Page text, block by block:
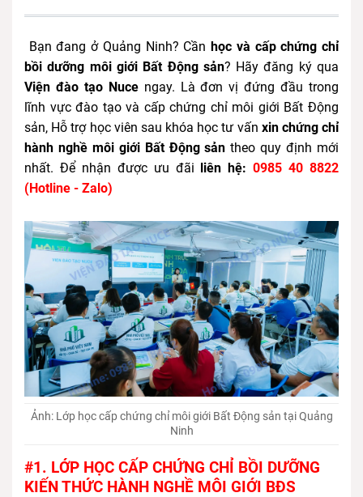
Bạn đang ở Quảng Ninh? Cầnhọc và cấp chứng chỉ
bồi dưỡng môi giới Bất Động sản? Hãy đăng ký qua
Viện đào tạo Nuce ngay. Là đơn vị đứng đầu trong
lĩnh vực đào tạo và cấp chứng chỉ môi giới Bất Động
sản, Hỗ trợ học viên sau khóa học tư vấn xin chứng chỉ
hành nghề môi giới Bất Động sản theo quy định mới
nhất. Để nhận được ưu đãi liên hệ:0985 40 8822
(Hotline - Zalo)
Ảnh: Lớp học cấp chứng chỉ môi giới Bất Động sản tại Quảng
Ninh
#1. LỚP HỌC CẤP CHỨNG CHỈ BỒI DƯỠNG
KIẾN THỨC HÀNH NGHỀ MÔI GIỚI BĐS